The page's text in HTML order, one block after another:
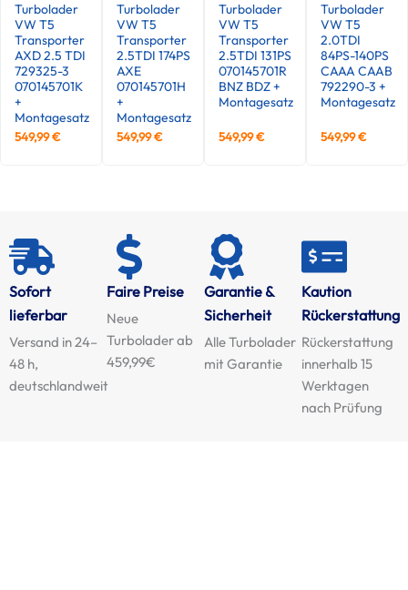
Turbolader
VW T5
Transporter
AXD 2.5 TDI
729325-3
070145701K
+
Montagesatz
549,99€
Turbolader
VW T5
Transporter
2.5TDI 174PS
AXE
070145701H
+
Montagesatz
549,99€
Turbolader
VW T5
Transporter
2.5TDI 131PS
070145701R
BNZ BDZ +
Montagesatz
549,99€
Turbolader
VW T5
2.0TDI
84PS-140PS
CAAA CAAB
792290-3 +
Montagesatz
549,99€
Sofort
lieferbar
Versand in 24–
48 h,
deutschlandweit
Faire Preise
Neue
Turbolader ab
459,99€
Garantie &
Sicherheit
Alle Turbolader
mit Garantie
Kaution
Rückerstattung
Rückerstattung
innerhalb 15
Werktagen
nach Prüfung